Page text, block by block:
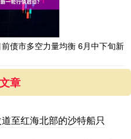
债市多空力量均衡 6月中下旬新
章
至红海北部的沙特船只